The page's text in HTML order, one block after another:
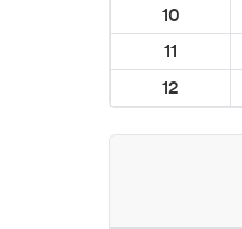
10
11
12